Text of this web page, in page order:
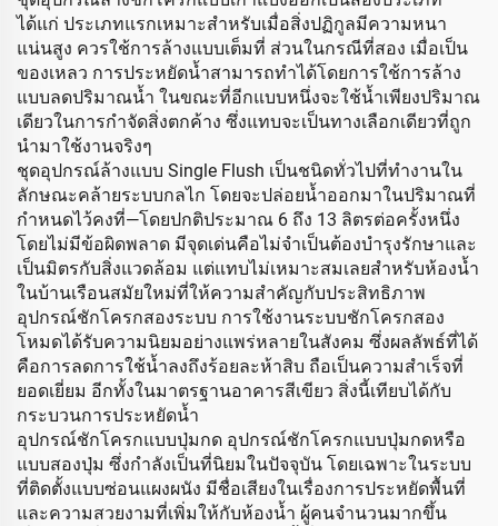
ได้แก่ ประเภทแรกเหมาะสำหรับเมื่อสิ่งปฏิกูลมีความหนา
แน่นสูง ควรใช้การล้างแบบเต็มที่ ส่วนในกรณีที่สอง เมื่อเป็น
ของเหลว การประหยัดน้ำสามารถทำได้โดยการใช้การล้าง
แบบลดปริมาณน้ำ ในขณะที่อีกแบบหนึ่งจะใช้น้ำเพียงปริมาณ
เดียวในการกำจัดสิ่งตกค้าง ซึ่งแทบจะเป็นทางเลือกเดียวที่ถูก
นำมาใช้งานจริงๆ
ชุดอุปกรณ์ล้างแบบ Single Flush เป็นชนิดทั่วไปที่ทำงานใน
ลักษณะคล้ายระบบกลไก โดยจะปล่อยน้ำออกมาในปริมาณที่
กำหนดไว้คงที่—โดยปกติประมาณ 6 ถึง 13 ลิตรต่อครั้งหนึ่ง
โดยไม่มีข้อผิดพลาด มีจุดเด่นคือไม่จำเป็นต้องบำรุงรักษาและ
เป็นมิตรกับสิ่งแวดล้อม แต่แทบไม่เหมาะสมเลยสำหรับห้องน้ำ
ในบ้านเรือนสมัยใหม่ที่ให้ความสำคัญกับประสิทธิภาพ
อุปกรณ์ชักโครกสองระบบ การใช้งานระบบชักโครกสอง
โหมดได้รับความนิยมอย่างแพร่หลายในสังคม ซึ่งผลลัพธ์ที่ได้
คือการลดการใช้น้ำลงถึงร้อยละห้าสิบ ถือเป็นความสำเร็จที่
ยอดเยี่ยม อีกทั้งในมาตรฐานอาคารสีเขียว สิ่งนี้เทียบได้กับ
กระบวนการประหยัดน้ำ
อุปกรณ์ชักโครกแบบปุ่มกด อุปกรณ์ชักโครกแบบปุ่มกดหรือ
แบบสองปุ่ม ซึ่งกำลังเป็นที่นิยมในปัจจุบัน โดยเฉพาะในระบบ
ที่ติดตั้งแบบซ่อนแผงผนัง มีชื่อเสียงในเรื่องการประหยัดพื้นที่
และความสวยงามที่เพิ่มให้กับห้องน้ำ ผู้คนจำนวนมากขึ้น